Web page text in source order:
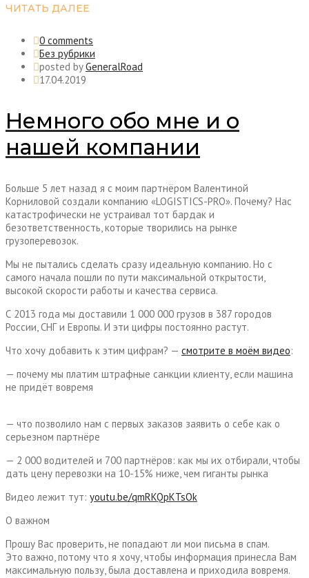
ЧИТАТЬ ДАЛЕЕ
0 comments
Без рубрики
posted byGeneralRoad
17.04.2019
Немного обо мне и о
нашей компании
Больше 5 лет назад я с моим партнёром Валентиной
Корниловой создали компанию «LOGISTICS-PRO». Почему? Нас
катастрофически не устраивал тот бардак и
безответственность, которые творились на рынке
грузоперевозок.
Мы не пытались сделать сразу идеальную компанию. Но с
самого начала пошли по пути максимальной открытости,
высокой скорости работы и качества сервиса.
С 2013 года мы доставили 1 000 000 грузов в 387 городов
России, СНГ и Европы. И эти цифры постоянно растут.
Что хочу добавить к этим цифрам? — смотрите в моём видео:
— почему мы платим штрафные санкции клиенту, если машина
не придёт вовремя
— что позволило нам с первых заказов заявить о себе как о
серьезном партнёре
— 2 000 водителей и 700 партнёров: как мы их отбирали, чтобы
дать цену перевозки на 10-15% ниже, чем гиганты рынка
Видео лежит тут: youtu.be/qmRKQpKTsOk
О важном
Прошу Вас проверить, не попадают ли мои письма в спам.
Это важно, потому что я хочу, чтобы информация принесла Вам
максимальную пользу, была доставлена и приходила вовремя.